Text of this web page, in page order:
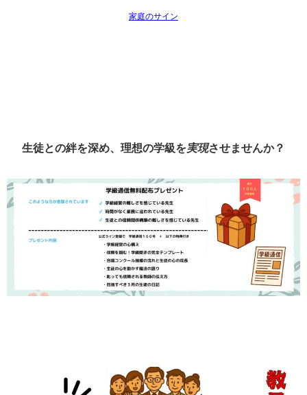
家庭のサイン
生徒との絆を深め、理想の学級を実現させませんか？